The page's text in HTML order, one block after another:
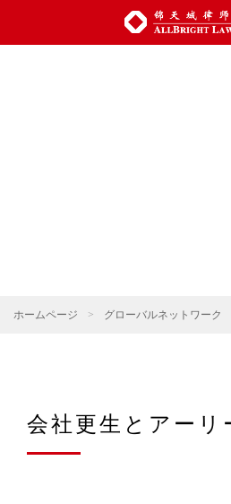
ホームページ > グローバルネットワーク
会社更生とアーリ